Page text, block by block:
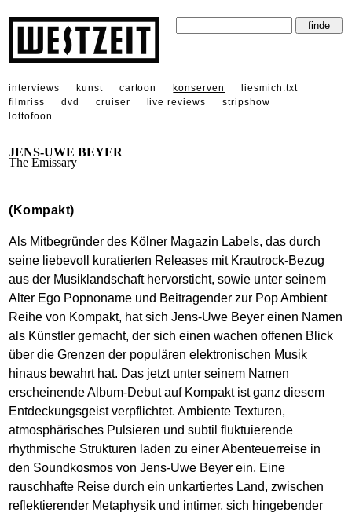
interviews kunst cartoon konserven
liesmich.txt
filmriss
dvd cruiser live reviews
stripshow
lottofoon
JENS-UWE BEYER
The Emissary
(Kompakt)
Als Mitbegründer des Kölner Magazin Labels, das durch
seine liebevoll kuratierten Releases mit Krautrock-Bezug
aus der Musiklandschaft hervorsticht, sowie unter seinem
Alter Ego Popnoname und Beitragender zur Pop Ambient
Reihe von Kompakt, hat sich Jens-Uwe Beyer einen Namen
als Künstler gemacht, der sich einen wachen offenen Blick
über die Grenzen der populären elektronischen Musik
hinaus bewahrt hat. Das jetzt unter seinem Namen
erscheinende Album-Debut auf Kompakt ist ganz diesem
Entdeckungsgeist verpflichtet. Ambiente Texturen,
atmosphärisches Pulsieren und subtil fluktuierende
rhythmische Strukturen laden zu einer Abenteuerreise in
den Soundkosmos von Jens-Uwe Beyer ein. Eine
rauschhafte Reise durch ein unkartiertes Land, zwischen
reflektierender Metaphysik und intimer, sich hingebender